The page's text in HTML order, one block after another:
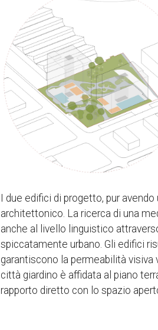
I due edifici di progetto, pur
architettonico. La ricerca di una
anche al livello linguistico
spiccatamente urbano. Gli edifici
garantiscono la permeabilità
città giardino è affidata al piano
rapporto diretto con lo spazio